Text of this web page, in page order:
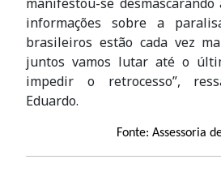
informações sobre a
brasileiros estão cada vez
juntos vamos lutar até o
impedir o retrocesso”,
Eduardo.
Fonte: Assessoria